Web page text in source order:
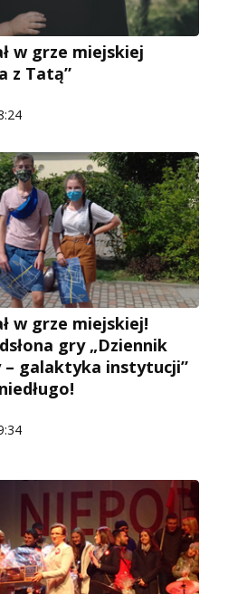
w grze miejskiej
z Tatą”
w grze miejskiej!
gry „Dziennik
– galaktyka instytucji”